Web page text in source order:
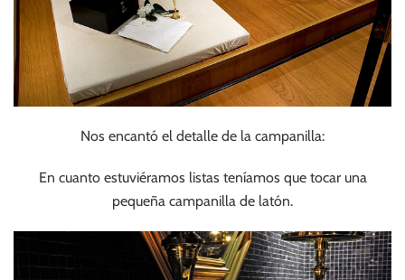
Nos encantó el detalle de la campanilla:
En cuanto estuviéramos listas teníamos que tocar una
pequeña campanilla de latón.